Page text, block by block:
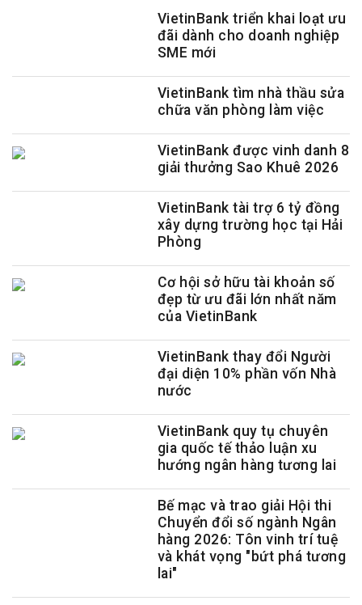
VietinBank triển khai loạt ưu
đãi dành cho doanh nghiệp
SME mới
VietinBank tìm nhà thầu sửa
chữa văn phòng làm việc
VietinBank được vinh danh 8
giải thưởng Sao Khuê 2026
VietinBank tài trợ 6 tỷ đồng
xây dựng trường học tại Hải
Phòng
Cơ hội sở hữu tài khoản số
đẹp từ ưu đãi lớn nhất năm
của VietinBank
VietinBank thay đổi Người
đại diện 10% phần vốn Nhà
nước
VietinBank quy tụ chuyên
gia quốc tế thảo luận xu
hướng ngân hàng tương lai
Bế mạc và trao giải Hội thi
Chuyển đổi số ngành Ngân
hàng 2026: Tôn vinh trí tuệ
và khát vọng "bứt phá tương
lai"